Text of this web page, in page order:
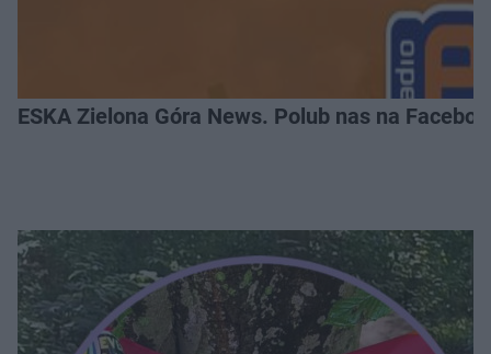
ESKA Zielona Góra News. Polub nas na